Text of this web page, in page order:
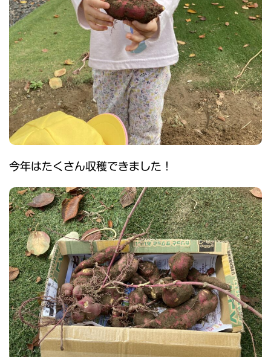
今年はたくさん収穫できました！